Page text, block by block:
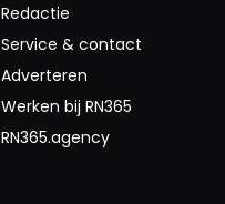
Redactie
Service & contact
Adverteren
Werken bij RN365
RN365.agency